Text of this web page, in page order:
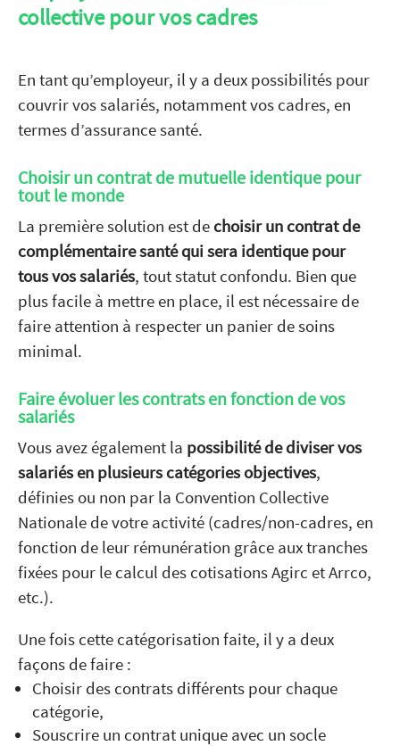
collective pour vos cadres
En tant qu’employeur, il y a deux possibilités pour
couvrir vos salariés, notamment vos cadres, en
termes d’assurance santé.
Choisir un contrat de mutuelle identique pour
tout le monde
La première solution est de choisir un contrat de
complémentaire santé qui sera identique pour
tous vos salariés, tout statut confondu. Bien que
plus facile à mettre en place, il est nécessaire de
faire attention à respecter un panier de soins
minimal.
Faire évoluer les contrats en fonction de vos
salariés
Vous avez également la possibilité de diviser vos
salariés en plusieurs catégories objectives,
définies ou non par la Convention Collective
Nationale de votre activité (cadres/non-cadres, en
fonction de leur rémunération grâce aux tranches
fixées pour le calcul des cotisations Agirc et Arrco,
etc.).
Une fois cette catégorisation faite, il y a deux
façons de faire :
Choisir des contrats différents pour chaque
catégorie,
Souscrire un contrat unique avec un socle